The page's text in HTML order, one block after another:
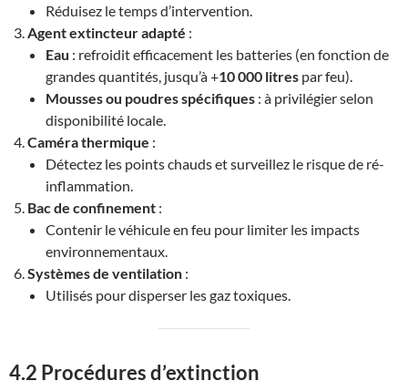
Réduisez le temps d’intervention.
Agent extincteur adapté :
Eau : refroidit efficacement les batteries (en fonction de
grandes quantités, jusqu’à +10 000 litres par feu).
Mousses ou poudres spécifiques : à privilégier selon
disponibilité locale.
Caméra thermique :
Détectez les points chauds et surveillez le risque de ré-
inflammation.
Bac de confinement :
Contenir le véhicule en feu pour limiter les impacts
environnementaux.
Systèmes de ventilation :
Utilisés pour disperser les gaz toxiques.
4.2 Procédures d’extinction